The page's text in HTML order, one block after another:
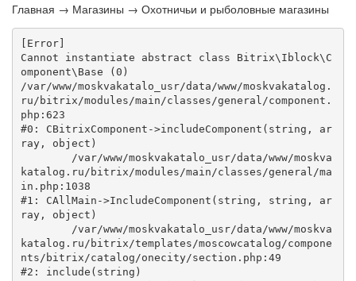
Главная → Магазины → Охотничьи и рыболовные магазины
[Error]
Cannot instantiate abstract class Bitrix\Iblock\C
omponent\Base (0)
/var/www/moskvakatalo_usr/data/www/moskvakatalog.
ru/bitrix/modules/main/classes/general/component.
php:623
#0: CBitrixComponent->includeComponent(string, ar
ray, object)
katalog.ru/bitrix/modules/main/classes/general/ma
in.php:1038
#1: CAllMain->IncludeComponent(string, string, ar
ray, object)
katalog.ru/bitrix/templates/moscowcatalog/compone
nts/bitrix/catalog/onecity/section.php:49
#2: include(string)